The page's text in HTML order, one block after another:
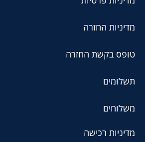
מדיניות החזרה
טופס בקשת החזרה
תשלומים
משלוחים
מדיניות רכישה